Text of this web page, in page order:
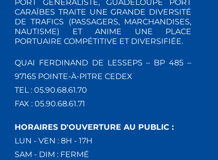
PORT GÉNÉRALISTE, GUADELOUPE PORT
CARAÏBES TRAITE UNE GRANDE DIVERSITÉ
DE TRAFICS (PASSAGERS, MARCHANDISES,
NAUTISME) ET ANIME UNE PLACE
PORTUAIRE COMPÉTITIVE ET DIVERSIFIÉE.
QUAI FERDINAND DE LESSEPS – BP 485 –
97165 POINTE-À-PITRE CEDEX
TEL : 05.90.68.61.70
FAX : 05.90.68.61.71
HORAIRES D'OUVERTURE AU PUBLIC :
LUN - VEN : 8H - 17H
SAM - DIM : FERMÉ